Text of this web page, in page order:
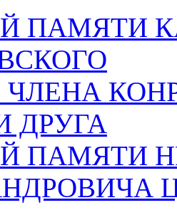
ПАМЯТИ
ДРУГА
ПАМЯТИ